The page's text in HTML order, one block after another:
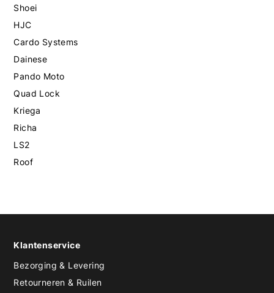
Shoei
HJC
Cardo Systems
Dainese
Pando Moto
Quad Lock
Kriega
Richa
LS2
Roof
Klantenservice
Bezorging & Levering
Retourneren & Ruilen